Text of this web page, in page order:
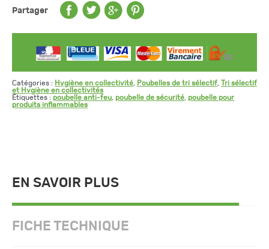
Partager
Catégories : Hygiène en collectivité Poubelles de tri sélectif
Tri sélectif
et Hygiène en collectivités
Étiquettes : poubelle anti-feu poubelle de sécurité poubelle pour
produits inflammables
EN SAVOIR PLUS
FICHE TECHNIQUE